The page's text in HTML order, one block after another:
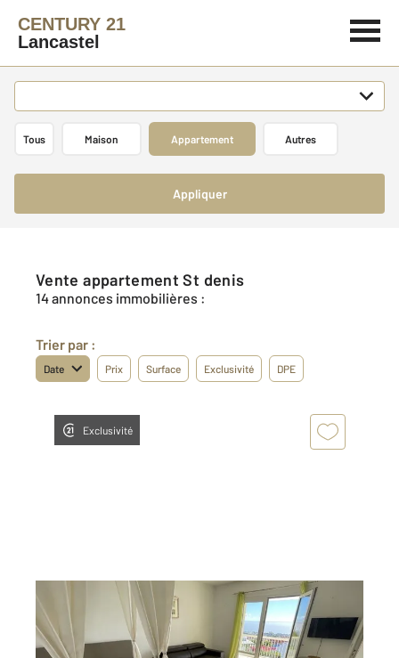
CENTURY 21
Lancastel
Tous Maison Appartement Autres
Appliquer
Vente appartement St denis
14 annonces immobilières :
Trier par :
Date Prix Surface Exclusivité DPE
Exclusivité
ST DENIS 974
30,96 m
, 1 pièce
Ref : 15002